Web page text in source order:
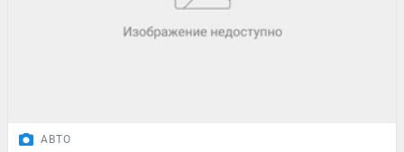
АВТО